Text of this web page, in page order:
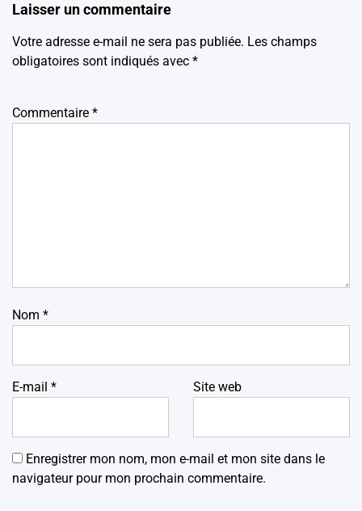
Laisser un commentaire
Votre adresse e-mail ne sera pas publiée. Les champs
obligatoires sont indiqués avec *
Commentaire *
Nom *
E-mail * Site web
Enregistrer mon nom, mon e-mail et mon site dans le
navigateur pour mon prochain commentaire.